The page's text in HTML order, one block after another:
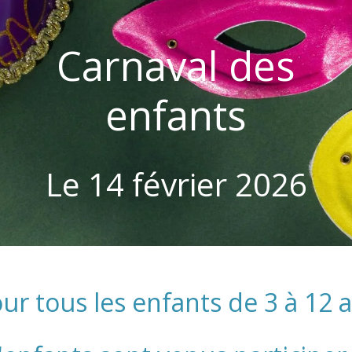
Carnaval des
enfants
Le 14 février 2026
tous les enfants de 3 à 12